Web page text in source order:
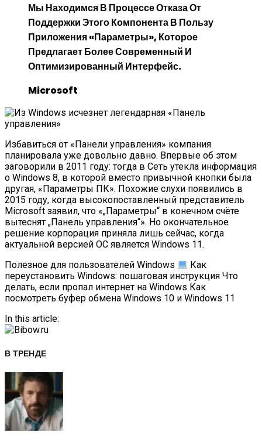
Мы Находимся В Процессе Отказа От
Поддержки Этого Компонента В Пользу
Приложения «Параметры», Которое
Предлагает Более Современный И
Оптимизированный Интерфейс.
Microsoft
Избавиться от «Панели управления» компания
планировала уже довольно давно. Впервые об этом
заговорили в 2011 году: тогда в Сеть утекла информация
о Windows 8, в которой вместо привычной кнопки была
другая, «Параметры ПК». Похожие слухи появились в
2015 году, когда высокопоставленный представитель
Microsoft заявил, что «„Параметры“ в конечном счёте
вытеснят „Панель управления“». Но окончательное
решение корпорация приняла лишь сейчас, когда
актуальной версией ОС является Windows 11.
Полезное для пользователей Windows
Как
переустановить Windows: пошаговая инструкция Что
делать, если пропал интернет на Windows Как
посмотреть буфер обмена Windows 10 и Windows 11
In this article:
В ТРЕНДЕ